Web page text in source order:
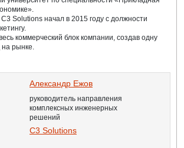
Solutions начал в 2015 году с должности
коммерческий блок компании, создав одну
на рынке.
Александр Ежов
руководитель направления
комплексных инженерных
решений
C3 Solutions